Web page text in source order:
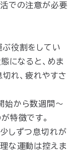
での注意が必要
役割をしてい
になると、めま
切れ、疲れやすさ
始から数週間〜
特徴です。
しずつ息切れが
な運動は控えま